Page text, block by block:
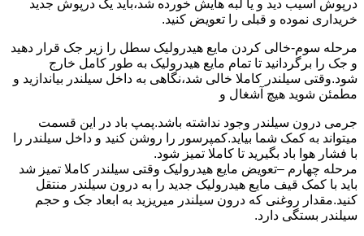
درپوش آسیب دید و یا لبه هایش خورده شد،باید یک درپوش جدید
خریداری نموده و قبلی را تعویض کنید.
مرحله سوم-خالی کردن مایع هیدرولیک سطل را زیر جک قرار دهید
و جک را برگردانید تا تمام مایع هیدرولیک به طور کامل خارج
شود.وقتی سیلندر کاملا خالی شد،نگاهی به داخل سیلندر بیاندازید و
مطمئن شوید هیچ آشغال و
جرمی درون سیلندر وجود نداشته باشد.پمپ باد در این قسمت
میتواند به کمک شما بیاید.کمپرسور را روشن کنید و داخل سیلندر را
با فشار هوا باد بگیرید تا کاملا تمیز شود.
مرحله چهارم –تعویض مایع هیدرولیک وقتی سیلندر کاملا تمیز شد
باید با کمک قیف مایع هیدرولیک جدید را به درون سیلندر منتقل
کنید.مقدار روغنی که درون سیلندر میریزید به ابعاد جک و حجم
سیلندر بستگی دارد.